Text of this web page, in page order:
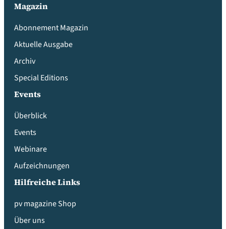
Magazin
Abonnement Magazin
Aktuelle Ausgabe
Archiv
Special Editions
Events
Überblick
Events
Webinare
Aufzeichnungen
Hilfreiche Links
pv magazine Shop
Über uns